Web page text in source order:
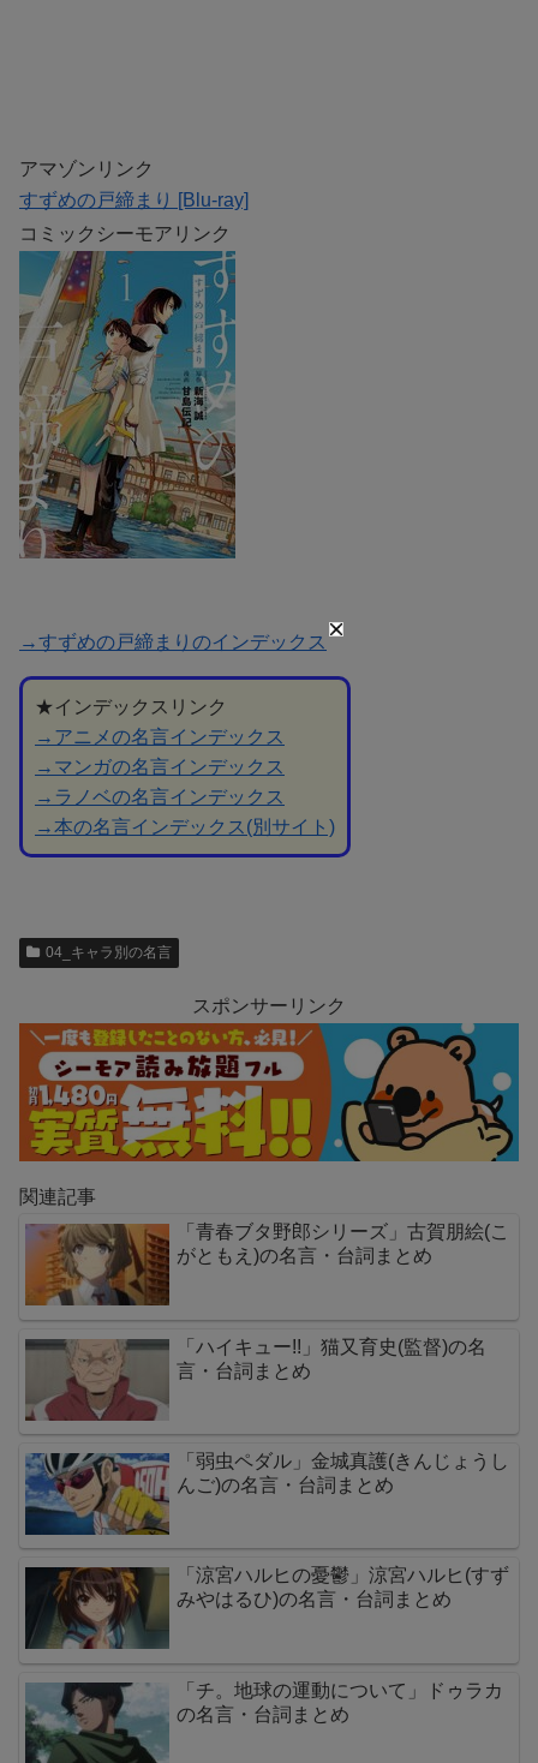
アマゾンリンク
すずめの戸締まり [Blu-ray]
コミックシーモアリンク
→すずめの戸締まりのインデックス
★インデックスリンク
→アニメの名言インデックス
→マンガの名言インデックス
→ラノベの名言インデックス
→本の名言インデックス(別サイト)
04_キャラ別の名言
スポンサーリンク
関連記事
「青春ブタ野郎シリーズ」古賀朋絵(こ
がともえ)の名言・台詞まとめ
「ハイキュー!!」猫又育史(監督)の名
言・台詞まとめ
「弱虫ペダル」金城真護(きんじょうし
んご)の名言・台詞まとめ
「涼宮ハルヒの憂鬱」涼宮ハルヒ(すず
みやはるひ)の名言・台詞まとめ
「チ。地球の運動について」ドゥラカ
の名言・台詞まとめ